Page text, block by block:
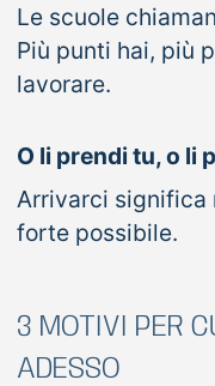
Le scuole
Più punti hai, più
lavorare.
O li prendi tu, o li
Arrivarci significa
forte possibile.
3 MOTIVI PER
ADESSO